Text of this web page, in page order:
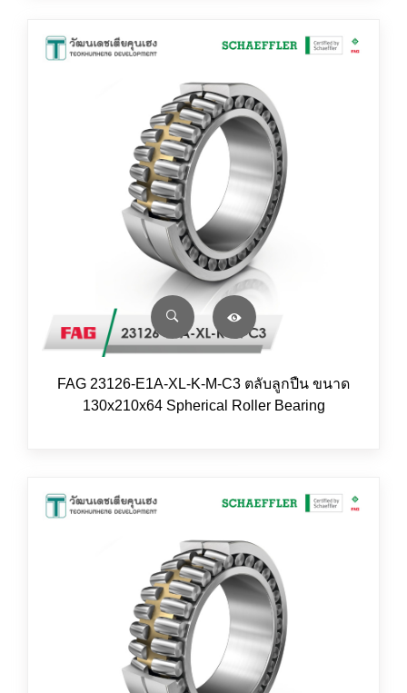
FAG 23126-E1A-XL-K-M-C3 ตลับลูกปืน ขนาด
130x210x64 Spherical Roller Bearing